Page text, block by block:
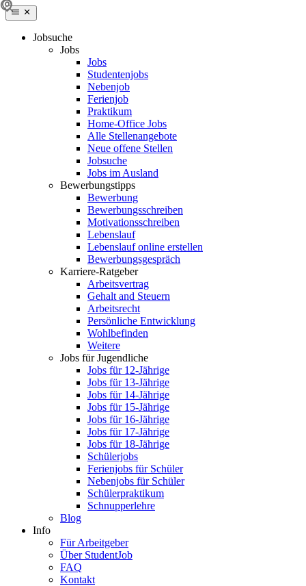
Jobsuche
Jobs
Jobs
Studentenjobs
Nebenjob
Ferienjob
Praktikum
Home-Office Jobs
Alle Stellenangebote
Neue offene Stellen
Jobsuche
Jobs im Ausland
Bewerbungstipps
Bewerbung
Bewerbungsschreiben
Motivationsschreiben
Lebenslauf
Lebenslauf online erstellen
Bewerbungsgespräch
Karriere-Ratgeber
Arbeitsvertrag
Gehalt and Steuern
Arbeitsrecht
Persönliche Entwicklung
Wohlbefinden
Weitere
Jobs für Jugendliche
Jobs für 12-Jährige
Jobs für 13-Jährige
Jobs für 14-Jährige
Jobs für 15-Jährige
Jobs für 16-Jährige
Jobs für 17-Jährige
Jobs für 18-Jährige
Schülerjobs
Ferienjobs für Schüler
Nebenjobs für Schüler
Schülerpraktikum
Schnupperlehre
Blog
Info
Für Arbeitgeber
Über StudentJob
FAQ
Kontakt